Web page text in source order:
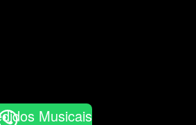
Musicais